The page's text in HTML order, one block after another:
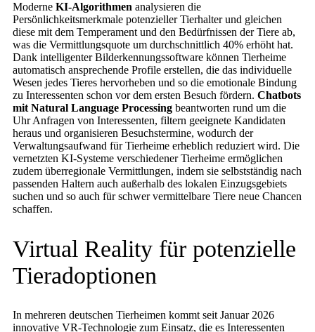
Moderne KI-Algorithmen analysieren die
Persönlichkeitsmerkmale potenzieller Tierhalter und gleichen
diese mit dem Temperament und den Bedürfnissen der Tiere ab,
was die Vermittlungsquote um durchschnittlich 40% erhöht hat.
Dank intelligenter Bilderkennungssoftware können Tierheime
automatisch ansprechende Profile erstellen, die das individuelle
Wesen jedes Tieres hervorheben und so die emotionale Bindung
zu Interessenten schon vor dem ersten Besuch fördern. Chatbots
mit Natural Language Processing beantworten rund um die
Uhr Anfragen von Interessenten, filtern geeignete Kandidaten
heraus und organisieren Besuchstermine, wodurch der
Verwaltungsaufwand für Tierheime erheblich reduziert wird. Die
vernetzten KI-Systeme verschiedener Tierheime ermöglichen
zudem überregionale Vermittlungen, indem sie selbstständig nach
passenden Haltern auch außerhalb des lokalen Einzugsgebiets
suchen und so auch für schwer vermittelbare Tiere neue Chancen
schaffen.
Virtual Reality für potenzielle
Tieradoptionen
In mehreren deutschen Tierheimen kommt seit Januar 2026
innovative VR-Technologie zum Einsatz, die es Interessenten